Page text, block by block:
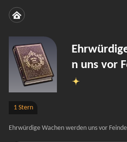
n uns vor
1 Stern
Ehrwürdige Wachen werden uns vor